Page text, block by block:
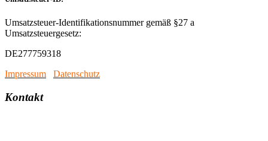
Umsatzsteuer-Identifikationsnummer gemäß §27 a
Umsatzsteuergesetz:
DE277759318
Impressum
Datenschutz
Kontakt